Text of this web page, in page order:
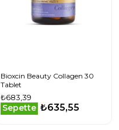
Bioxcin Beauty Collagen 30
Tablet
₺683,39
Sepette ₺635,55